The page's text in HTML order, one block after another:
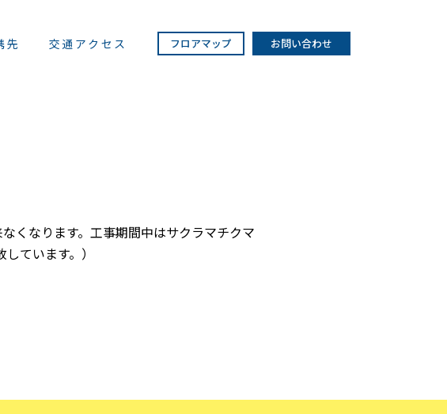
先 交通アクセス フロアマップ お問い合わせ
くなります。工事期間中はサクラマチクマ
ています。）